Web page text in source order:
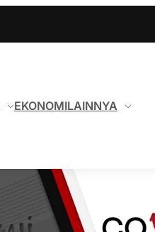
EKONOMILAINNYA